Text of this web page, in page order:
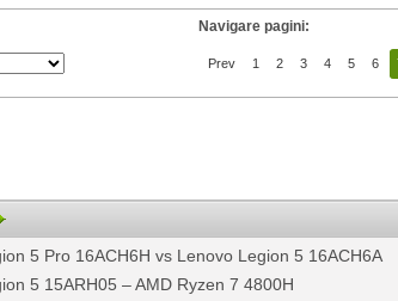
Navigare pagini:
Prev 1 2 3 4 5 6
5 Pro 16ACH6H vs Lenovo Legion 5 16ACH6A
5 15ARH05 – AMD Ryzen 7 4800H